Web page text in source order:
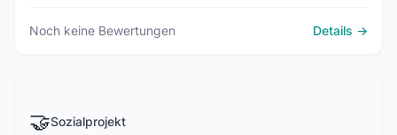
Noch keine Bewertungen Details →
🤝Sozialprojekt